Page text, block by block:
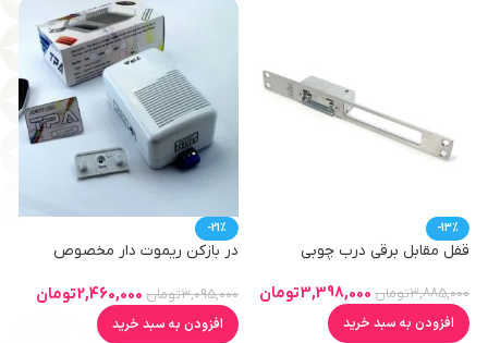
-13%
قفل مقابل برقی درب چوبی
3,885,000تومان 3,398,000تومان
افزودن به سبد خرید
-21%
در بازکن ریموت دار مخصوص
3,095,000تومان 2,460,000تومان
افزودن به سبد خرید